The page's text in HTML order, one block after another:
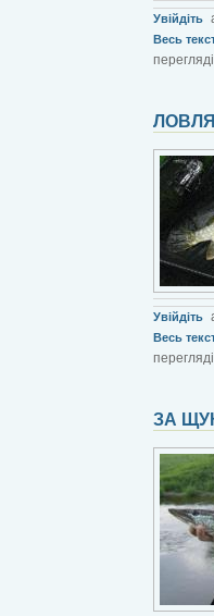
Увійдіть
Весь
Увійдіть
Весь
ЗА